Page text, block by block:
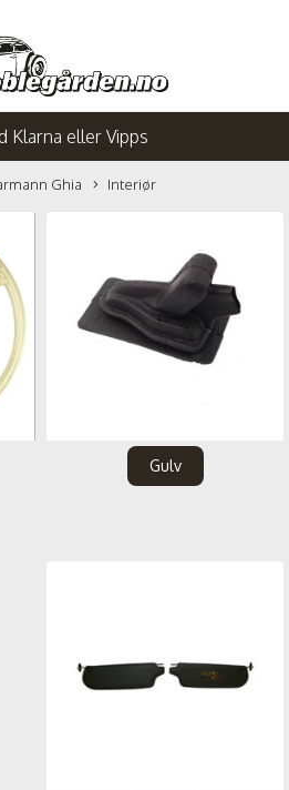
Klarna eller Vipps
Ghia Interiør
Gulv